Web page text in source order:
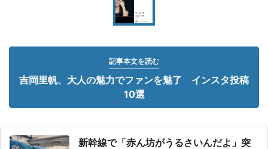
記事本文を読む
吉岡里帆、大人の魅力でファンを魅了 インスタ投稿
10選
新幹線で「赤ん坊がうるさいんだよ」突